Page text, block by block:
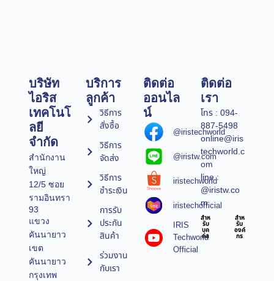
บริษัท
ไอริส
เทคโนโ
ลยี
จำกัด
สำนักงาน
ใหญ่
12/5 ซอย
รามอินทรา
93
แขวง
คันนายาว
เขต
คันนายาว
กรุงเทพ
บริการ
ลูกค้า
วิธีการ
สั่งซื้อ
วิธีการ
จัดส่ง
วิธีการ
ชำระเงิน
การรับ
ประกัน
สินค้า
ร่วมงาน
กับเรา
ติดต่อ
ออนไล
น์
@iristechworld
@iristw.com
iristechworld
iristechofficial
IRIS
Techworld
Official
ติดต่อ
เรา
โทร : 094-
887-5498
online@iris
techworld.c
om
line :
@iristw.co
m
สำห
รับ
บุค
คล
สำห
รับ
องค์
กร